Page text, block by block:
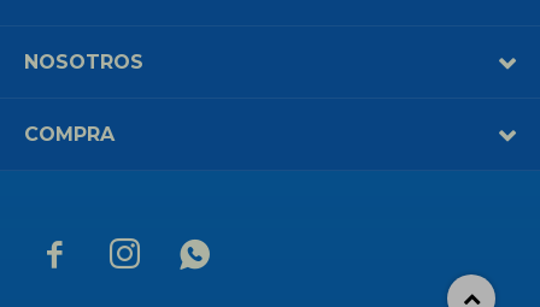
  
NOSOTROS
COMPRA